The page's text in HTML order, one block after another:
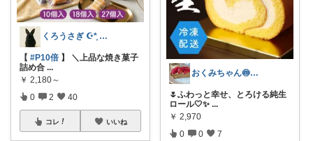
くろうさぎ ☪*̣̩ 経由購入感謝💐
【 #P10倍 】 ＼上品な焼き菓子
詰め合 ...
￥ 2,180～
0 2 40
コレ いいね
おくみちゃん🍥朝コレ界隈
🌷ふわっと幸せ、とろける純生
ロール🤍✨ ...
￥ 2,970
0 0 7